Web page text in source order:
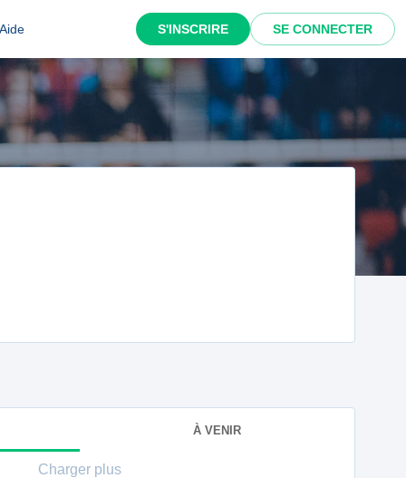
S'INSCRIRE SE CONNECTER
À VENIR
Charger plus